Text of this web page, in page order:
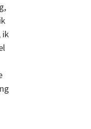
ik